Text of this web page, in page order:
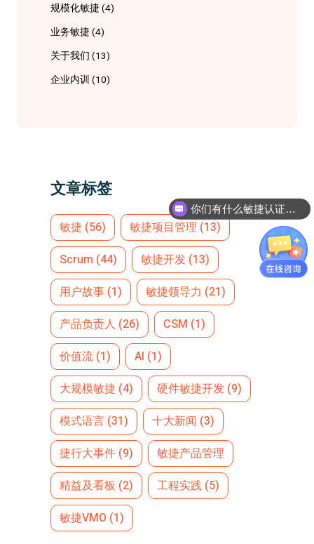
规模化敏捷(4)
业务敏捷(4)
关于我们 (13)
企业内训 (10)
文章标签
敏捷 (56) 敏捷项目管理 (13)
Scrum (44) 敏捷开发 (13)
用户故事 (1) 敏捷领导力 (21)
产品负责人 (26) CSM (1)
价值流 (1) AI (1)
大规模敏捷 (4) 硬件敏捷开发 (9)
模式语言 (31) 十大新闻 (3)
捷行大事件 (9)
敏捷产品管理
精益及看板 (2) 工程实践 (5)
敏捷VMO (1)
你们有什么敏捷认证课程吗